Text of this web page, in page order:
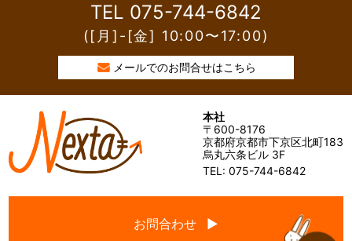
TEL 075-744-6842
([月]-[金] 10:00〜17:00)
メールでのお問合せはこちら
本社
〒600-8176
京都府京都市下京区北町183
烏丸六条ビル 3F
TEL: 075-744-6842
お問合わせ ▶